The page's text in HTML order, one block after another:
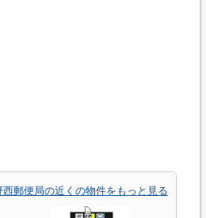
西郵便局の近くの物件をもっと見る